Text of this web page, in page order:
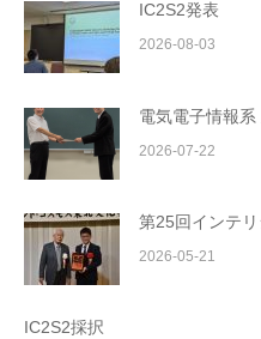
IC2S2発表
2026-08-03
電気電子情報系
2026-07-22
第25回インテ
2026-05-21
IC2S2採択